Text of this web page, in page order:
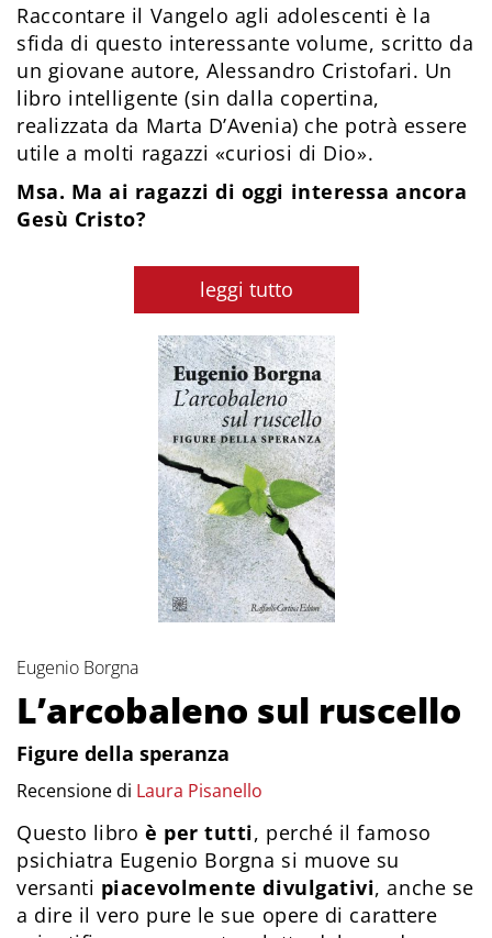
Raccontare il Vangelo agli adolescenti è la
sfida di questo interessante volume, scritto da
un giovane autore, Alessandro Cristofari. Un
libro intelligente (sin dalla copertina,
realizzata da Marta D’Avenia) che potrà essere
utile a molti ragazzi «curiosi di Dio».
Msa. Ma ai ragazzi di oggi interessa ancora
Gesù Cristo?
leggi tutto
Eugenio Borgna
L’arcobaleno sul ruscello
Figure della speranza
Recensione di Laura Pisanello
Questo libroè per tutti, perché il famoso
psichiatra Eugenio Borgna si muove su
versanti piacevolmente divulgativi, anche se
a dire il vero pure le sue opere di carattere